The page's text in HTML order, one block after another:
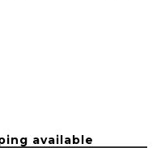
available